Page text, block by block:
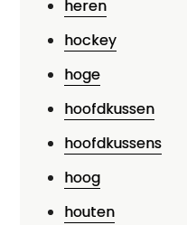
heren
hockey
hoge
hoofdkussen
hoofdkussens
hoog
houten